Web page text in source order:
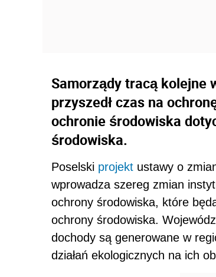
Samorządy tracą kolejne
przyszedł czas na
ochronie środowiska
środowiska.
Poselski projekt ustawy o
wprowadza szereg zmian
ochrony środowiska, które
ochrony środowiska.
dochody są generowane w
działań ekologicznych na ich